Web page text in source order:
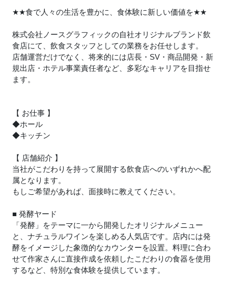
★★食で人々の生活を豊かに、食体験に新しい価値を★★
株式会社ノースグラフィックの自社オリジナルブランド飲
食店にて、飲食スタッフとしての業務をお任せします。
店舗運営だけでなく、将来的には店長・SV・商品開発・新
規出店・ホテル事業責任者など、多彩なキャリアを目指せ
ます。
【 お仕事 】
◆ホール
◆キッチン
【 店舗紹介 】
当社がこだわりを持って展開する飲食店へのいずれかへ配
属となります。
もしご希望があれば、面接時に教えてください。
■ 発酵ヤード
「発酵」をテーマに一から開発したオリジナルメニュー
と、ナチュラルワインを楽しめる人気店です。店内には発
酵をイメージした象徴的なカウンターを設置。料理に合わ
せて作家さんに直接作成を依頼したこだわりの食器を使用
するなど、特別な食体験を提供しています。